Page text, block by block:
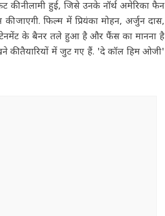
नीलामी हुई, जिसे उनके नॉर्थ अमेरिका फैन
जाएगी. फिल्म में प्रियंका मोहन, अर्जुन दास,
के बैनर तले हुआ है और फैंस का मानना है
की तैयारियों में जुट गए हैं. 'दे कॉल हिम ओजी'